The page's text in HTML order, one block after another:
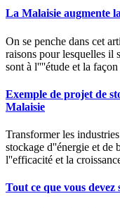
La Malaisie augmente
On se penche dans cet
raisons pour lesquelles il
sont à l''''étude et la
Exemple de projet de
Malaisie
Transformer les
stockage d''énergie et de
l''efficacité et la
Tout ce que vous devez